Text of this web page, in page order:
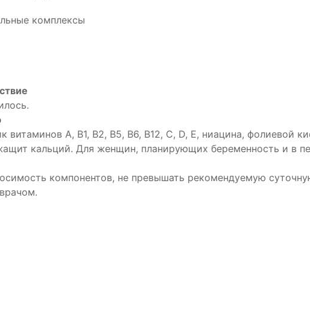
комплексы
витаминов А, В1, В2, В5, В6, В12, С, D, Е, ниацина, фолиевой
кальций. Для женщин, планирующих беременность и в
компонентов, не превышать рекомендуемую